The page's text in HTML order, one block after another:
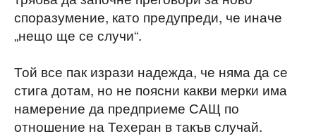
споразумение, като предупреди, че иначе
„нещо ще се случи“.
Той все пак изрази надежда, че няма да се
стига дотам, но не поясни какви мерки има
намерение да предприеме САЩ по
отношение на Техеран в такъв случай.